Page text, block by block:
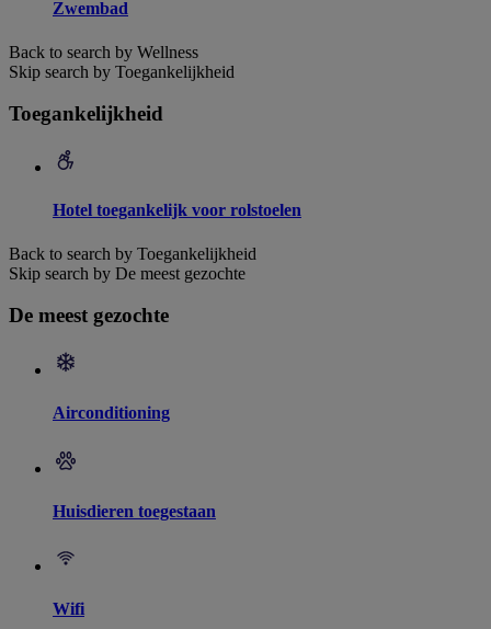
Zwembad
Back to search by Wellness
Skip search by Toegankelijkheid
Toegankelijkheid
Hotel toegankelijk voor rolstoelen
Back to search by Toegankelijkheid
Skip search by De meest gezochte
De meest gezochte
Airconditioning
Huisdieren toegestaan
Wifi